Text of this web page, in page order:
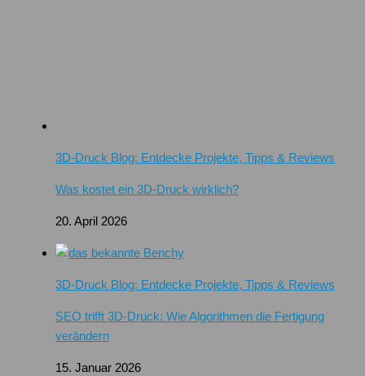
3D-Druck Blog: Entdecke Projekte, Tipps & Reviews
Was kostet ein 3D-Druck wirklich?
20. April 2026
3D-Druck Blog: Entdecke Projekte, Tipps & Reviews
SEO trifft 3D-Druck: Wie Algorithmen die Fertigung
verändern
15. Januar 2026